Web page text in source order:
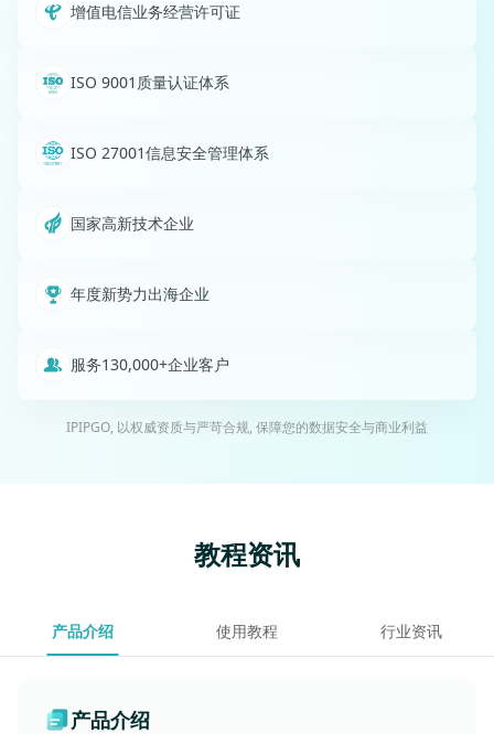
增值电信业务经营许可证
ISO 9001 质量认证体系
ISO 27001信息安全管理体系
国家高新技术企业
年度新势力出海企业
服务130,000+企业客户
IPIPGO, 以权威资质与严苛合规, 保障您的数据安全与商业利益
教程资讯
产品介绍 使用教程 行业资讯
产品介绍